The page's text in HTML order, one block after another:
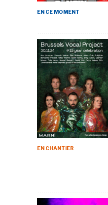
EN CE MOMENT
EN CHANTIER